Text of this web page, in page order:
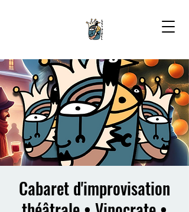
Cabaret d'improvisation